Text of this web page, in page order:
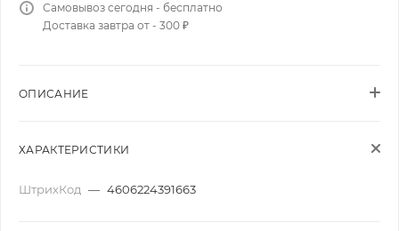
Самовывоз сегодня - бесплатно
Доставка завтра от - 300 ₽
ОПИСАНИЕ
ХАРАКТЕРИСТИКИ
ШтрихКод — 4606224391663